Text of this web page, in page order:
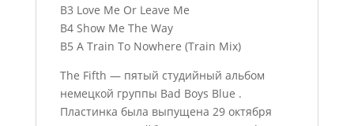
B3 Love Me Or Leave Me
B4 Show Me The Way
B5 A Train To Nowhere (Train Mix)
The Fifth — пятый студийный альбом
немецкой группы Bad Boys Blue .
Пластинка была выпущена 29 октября